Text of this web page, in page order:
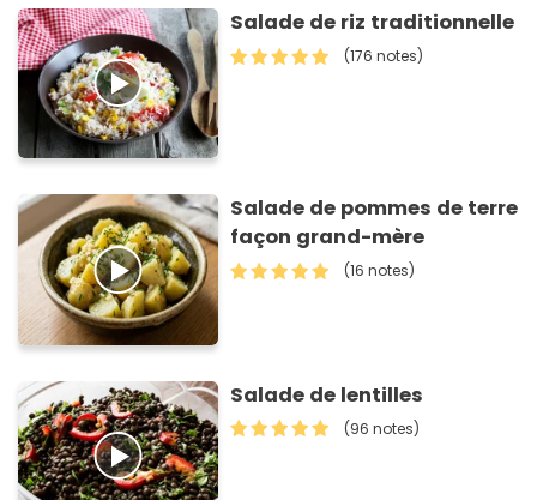
Salade de riz traditionnelle
(176 notes)
Salade de pommes de terre
façon grand-mère
(16 notes)
Salade de lentilles
(96 notes)